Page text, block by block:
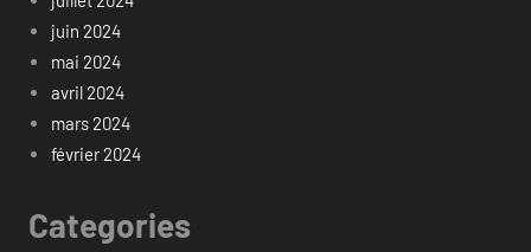
juin 2024
mai 2024
avril 2024
mars 2024
février 2024
Categories